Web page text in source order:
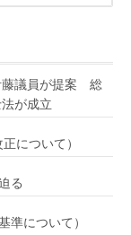
藤議員が提案 総
が成立
について）
る
について）